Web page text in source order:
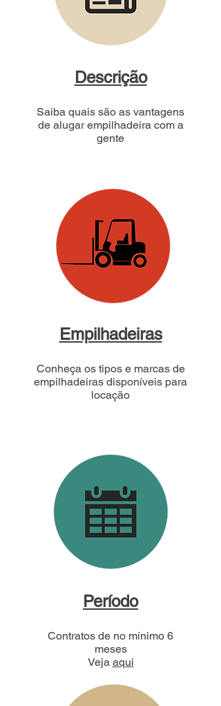
Descrição
Saiba quais são as vantagens
de alugar empilhadeira com a
gente
Empilhadeiras
Conheça os tipos e marcas de
empilhadeiras disponíveis para
locação
Período
Contratos de no mínimo 6
meses
Veja aqui